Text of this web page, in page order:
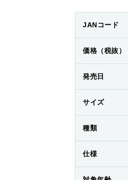
JANコード
価格（税抜）
発売日
サイズ
種類
仕様